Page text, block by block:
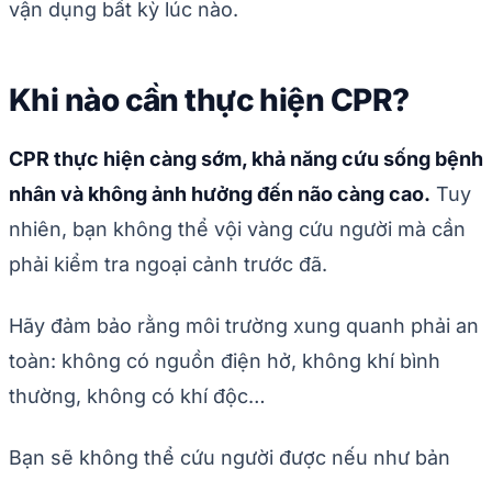
vận dụng bất kỳ lúc nào.
Khi nào cần thực hiện CPR?
CPR thực hiện càng sớm, khả năng cứu sống bệnh
nhân và không ảnh hưởng đến não càng cao. Tuy
nhiên, bạn không thể vội vàng cứu người mà cần
phải kiểm tra ngoại cảnh trước đã.
Hãy đảm bảo rằng môi trường xung quanh phải an
toàn: không có nguồn điện hở, không khí bình
thường, không có khí độc…
Bạn sẽ không thể cứu người được nếu như bản